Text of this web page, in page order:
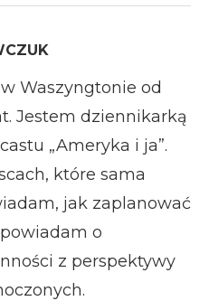
Waszyngtonie od
Jestem dziennikarką
„Ameryka i ja”.
które sama
jak zaplanować
o
z perspektywy